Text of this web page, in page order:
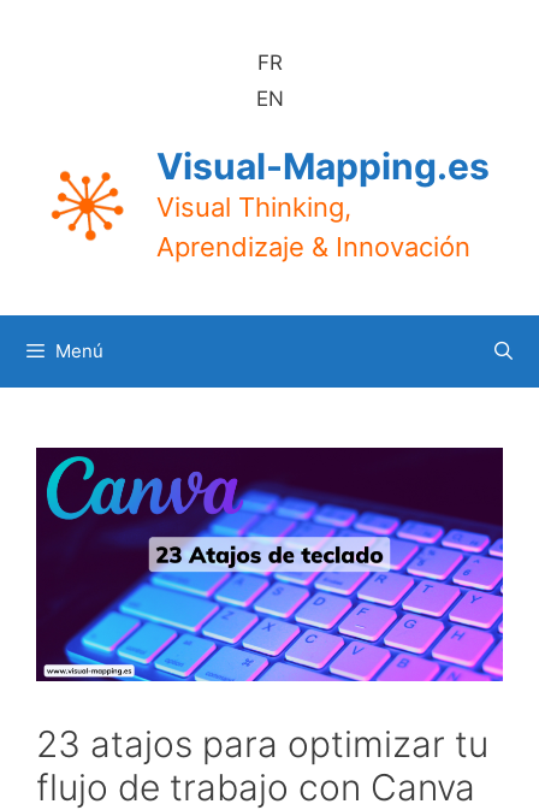
FR
EN
Visual-Mapping.es
Visual Thinking,
Aprendizaje & Innovación
Menú
23 atajos para optimizar tu
flujo de trabajo con Canva